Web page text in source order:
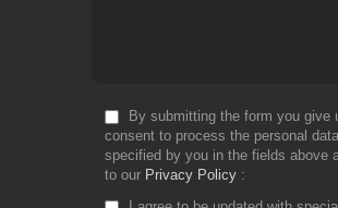
By submitting the form you give
consent to process the personal data
specified by you in the fields above
to our Privacy Policy